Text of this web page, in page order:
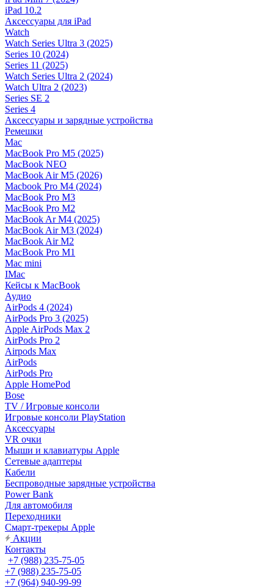
iPad 10.2
Аксессуары для iPad
Watch
Watch Series Ultra 3 (2025)
Series 10 (2024)
Series 11 (2025)
Watch Series Ultra 2 (2024)
Watch Ultra 2 (2023)
Series SE 2
Series 4
Аксессуары и зарядные устройства
Ремешки
Mac
MacBook Pro M5 (2025)
MacBook NEO
MacBook Air M5 (2026)
Macbook Pro M4 (2024)
MacBook Pro M3
MacBook Pro M2
MacBook Ar M4 (2025)
MacBook Air M3 (2024)
MacBook Air M2
MacBook Pro M1
Mac mini
IMac
Кейсы к MacBook
Аудио
AirPods 4 (2024)
AirPods Pro 3 (2025)
Apple AirPods Max 2
AirPods Pro 2
Airpods Max
AirPods
AirPods Pro
Apple HomePod
Bose
TV / Игровые консоли
Игровые консоли PlayStation
Аксессуары
VR очки
Мыши и клавиатуры Apple
Сетевые адаптеры
Кабели
Беспроводные зарядные устройства
Power Bank
Для автомобиля
Переходники
Смарт-трекеры Apple
Акции
Контакты
+7 (988) 235-75-05
+7 (988) 235-75-05
+7 (964) 940-99-99